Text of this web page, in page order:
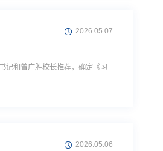
2026.05.07
记和曾广胜校长推荐，确定《习
2026.05.06